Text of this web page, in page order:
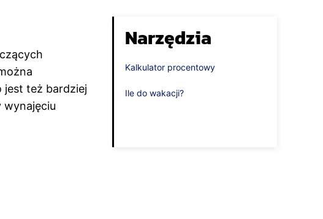
jest też bardziej
wynajęciu
Narzędzia
Kalkulator procentowy
Ile do wakacji?